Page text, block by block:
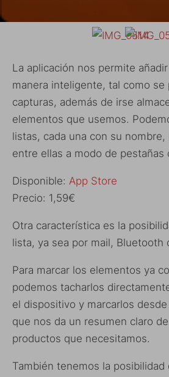
La aplicación nos permite
manera inteligente, tal como se
capturas, además de irse
elementos que usemos.
listas, cada una con su
entre ellas a modo de pestañas
Disponible: App Store
Precio: 1,59€
Otra característica es la
lista, ya sea por mail, Bluetooth
Para marcar los elementos ya
podemos tacharlos
el dispositivo y marcarlos
que nos da un resumen claro
productos que necesitamos.
También tenemos la